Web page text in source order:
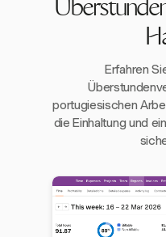
Erfahren
portugiesischen
die Einhaltung und